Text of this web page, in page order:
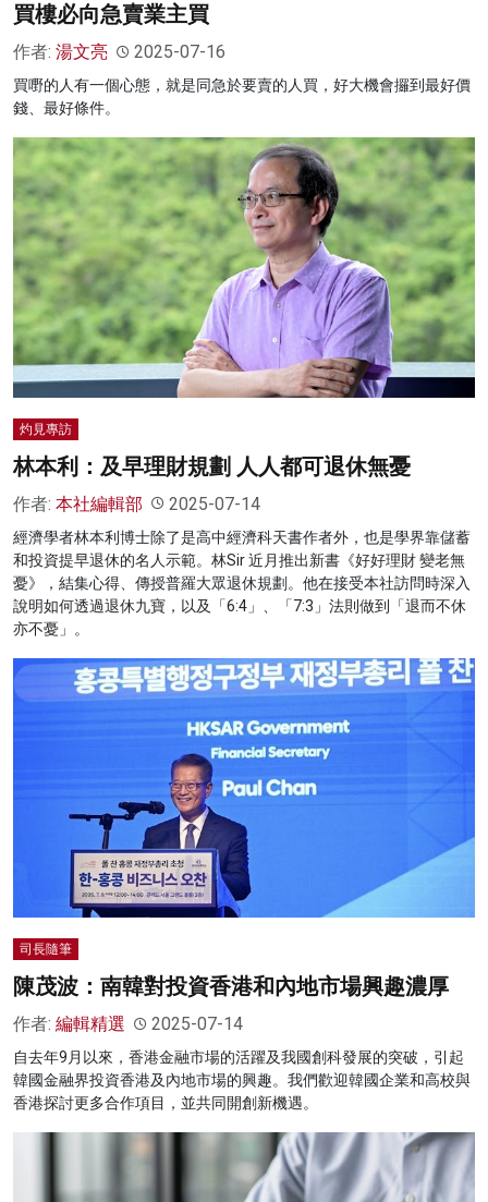
買樓必向急賣業主買
作者: 湯文亮 2025-07-16
買嘢的人有一個心態，就是同急於要賣的人買，好大機會攞到最好價
錢、最好條件。
灼見專訪
林本利：及早理財規劃 人人都可退休無憂
作者: 本社編輯部 2025-07-14
經濟學者林本利博士除了是高中經濟科天書作者外，也是學界靠儲蓄
和投資提早退休的名人示範。林Sir 近月推出新書《好好理財 變老無
憂》，結集心得、傳授普羅大眾退休規劃。他在接受本社訪問時深入
說明如何透過退休九寶，以及「6:4」、「7:3」法則做到「退而不休
亦不憂」。
司長隨筆
陳茂波：南韓對投資香港和內地市場興趣濃厚
作者: 編輯精選 2025-07-14
自去年9月以來，香港金融市場的活躍及我國創科發展的突破，引起
韓國金融界投資香港及內地市場的興趣。我們歡迎韓國企業和高校與
香港探討更多合作項目，並共同開創新機遇。